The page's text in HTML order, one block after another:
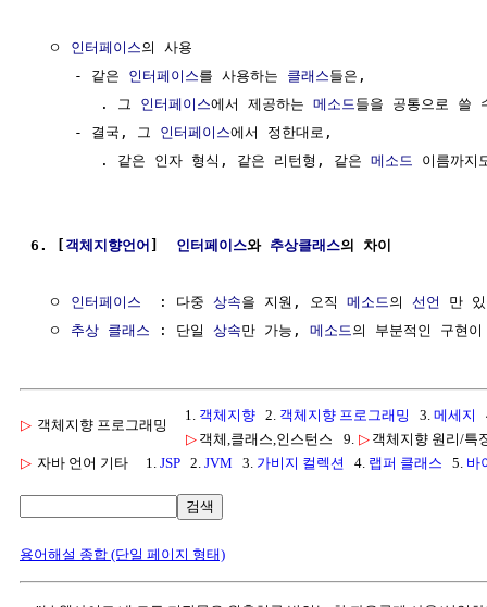
  ㅇ
인터페이스의 사용
     - 같은
인터페이스를 사용하는 클래스들은,
        . 그
인터페이스에서 제공하는 메소드 들을 공통으로 쓸
     - 결국, 그
인터페이스에서 정한대로,
        . 같은 인자 형식, 같은 리턴형, 같은
메소드 이름까
6. [ 객체지향언어 ] 인터페이스와 추상클래스의 차이
  ㅇ
인터페이스
  : 다중
상속을 지원, 오직 메소드 의 선언
만
  ㅇ
추상 클래스 : 단일 상속만 가능, 메소드
▷ 객체지향 프로그래밍
1. 객체지향 2. 객체지향 프로그래밍 3. 메세지
▷ 객체,클래스,인스턴스 9. ▷ 객체지향 원리/특
▷ 자바 언어 기타 1. JSP 2. JVM 3. 가비지 컬렉션 4. 랩퍼 클래스 5. 바
검색
용어해설 종합 (단일 페이지 형태)